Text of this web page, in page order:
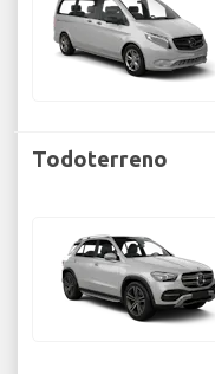
Todoterreno